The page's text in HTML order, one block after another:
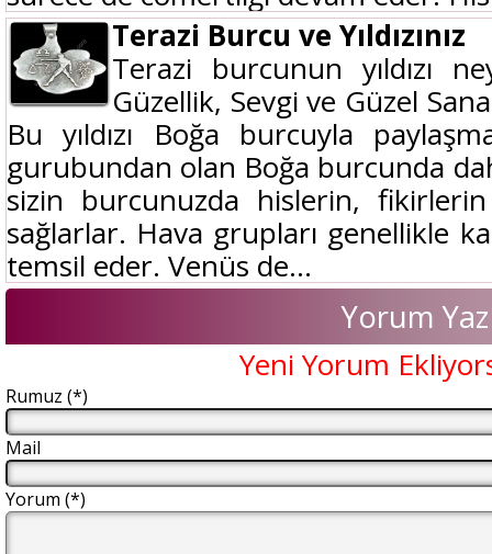
Terazi Burcu ve Yıldızınız
Terazi burcunun yıldızı
Güzellik, Sevgi ve Güzel
Bu yıldızı Boğa burcuyla
gurubundan olan Boğa burcunda
sizin burcunuzda hislerin, fikirlerin
sağlarlar. Hava grupları genellikle
temsil eder. Venüs de...
Yorum Yaz
Yeni Yorum
Rumuz (*)
Mail
Yorum (*)